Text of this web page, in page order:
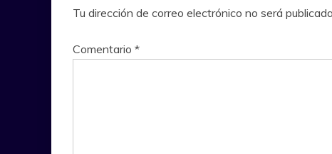
Tu dirección de correo electrónico no será publicada.
Comentario *